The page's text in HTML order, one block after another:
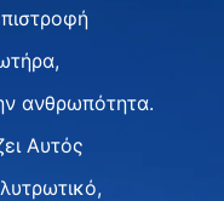
ανθρωπότητα.
Αυτός